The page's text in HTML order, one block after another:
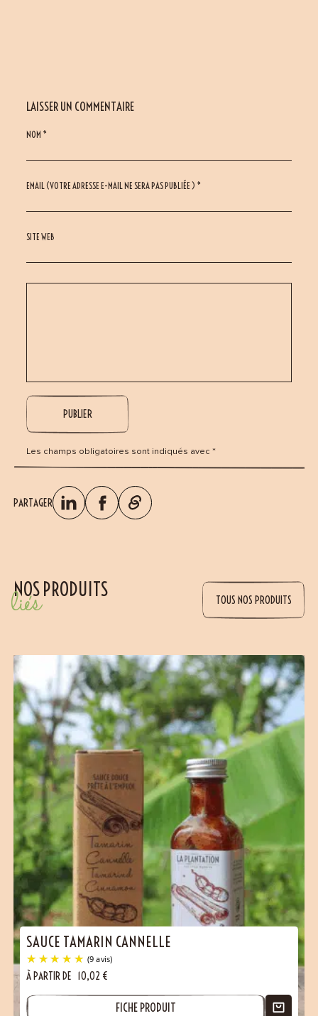
LAISSER UN COMMENTAIRE
NOM *
EMAIL (VOTRE ADRESSE E-MAIL NE SERA PAS PUBLIÉE ) *
SITE WEB
Les champs obligatoires sont indiqués avec *
PARTAGER
NOS PRODUITS
liés TOUS NOS PRODUITS
SAUCE TAMARIN CANNELLE
À PARTIR DE 10,02 €
FICHE PRODUIT